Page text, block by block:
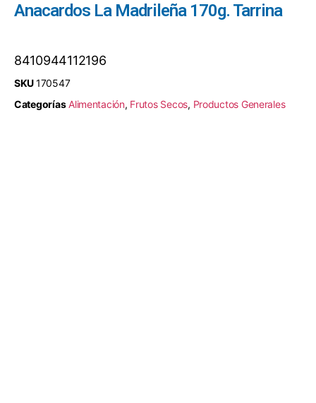
Anacardos La Madrileña 170g. Tarrina
8410944112196
SKU170547
Categorías Alimentación, Frutos Secos, Productos Generales